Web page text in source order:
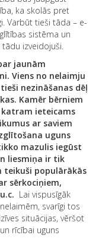
ka skolās pret
Varbūt tieši tāda – e-
sistēma un
izveidojuši.
jaunām
Viens no nelaimju
nezināšanas dēļ
Kamēr bērniem
ieteicams
ar saviem
uguns
mazulis iegūst
liesmiņa ir tik
teikuši populārākās
sērkociņiem,
Lai vispusīgāk
svarīgi tos
situācijas, vēršot
rīcībai uguns